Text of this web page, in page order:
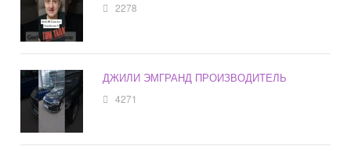
2278
ДЖИЛИ ЭМГРАНД ПРОИЗВОДИТЕЛЬ
4271